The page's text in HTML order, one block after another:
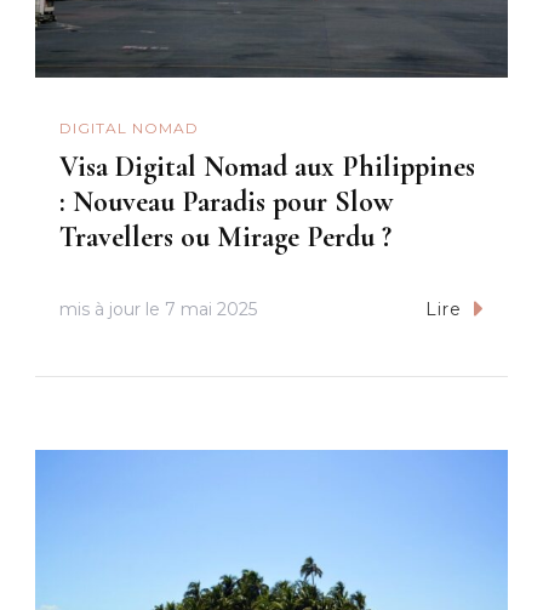
DIGITAL NOMAD
Visa Digital Nomad aux Philippines
: Nouveau Paradis pour Slow
Travellers ou Mirage Perdu ?
mis à jour le 7 mai 2025 Lire